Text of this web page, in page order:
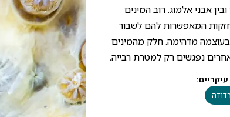
אבני אלמוג. רוב המינים
המאפשרות להם לשבור
מדהימה. חלק מהמינים
נפגשים רק למטרת רבייה.
: